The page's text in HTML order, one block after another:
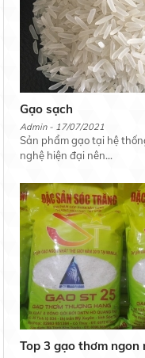
Gạo sạch
Admin - 17/07/2021
Sản phẩm gạo tại hệ
nghệ hiện đại nên...
Top 3 gạo thơm